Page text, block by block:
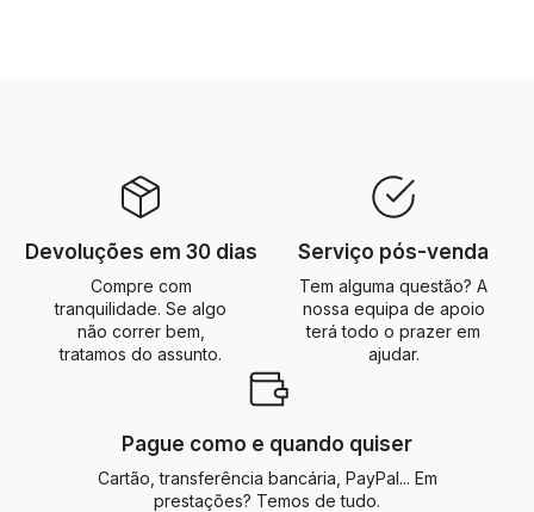
Devoluções em 30 dias
Compre com
tranquilidade. Se algo
não correr bem,
tratamos do assunto.
Serviço pós-venda
Tem alguma questão? A
nossa equipa de apoio
terá todo o prazer em
ajudar.
Pague como e quando quiser
Cartão, transferência bancária, PayPal... Em
prestações? Temos de tudo.